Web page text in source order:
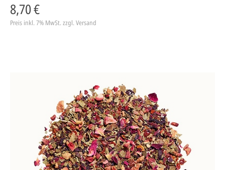
8,70 €
Preis inkl. 7% MwSt. zzgl. Versand